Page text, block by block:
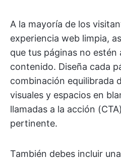
A la mayoría de los
experiencia web limpia,
que tus páginas no estén
contenido. Diseña cada
combinación equilibrada
visuales y espacios en
llamadas a la acción
pertinente.
También debes incluir